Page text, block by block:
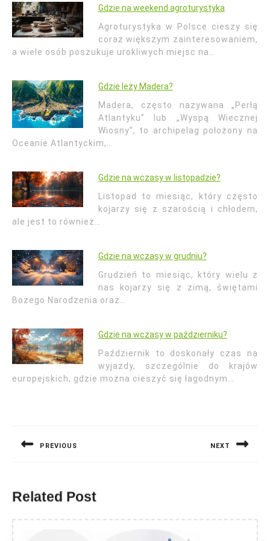
Gdzie na weekend agroturystyka
Agroturystyka w Polsce cieszy się
coraz większym zainteresowaniem,
a wiele osób poszukuje urokliwych miejsc na…
Gdzie leży Madera?
Madera, często nazywana „Perłą
Atlantyku” lub „Wyspą Wiecznej
Wiosny”, to archipelag położony na
Oceanie Atlantyckim,…
Gdzie na wczasy w listopadzie?
Listopad to miesiąc, który często
kojarzy się z szarością i chłodem,
ale jest to również…
Gdzie na wczasy w grudniu?
Grudzień to miesiąc, który wielu z
nas kojarzy się z zimą, świętami
Bożego Narodzenia oraz…
Gdzie na wczasy w październiku?
Październik to doskonały czas na
wyjazdy, szczególnie do krajów
europejskich, gdzie można cieszyć się łagodnym…
PREVIOUS NEXT
Related Post